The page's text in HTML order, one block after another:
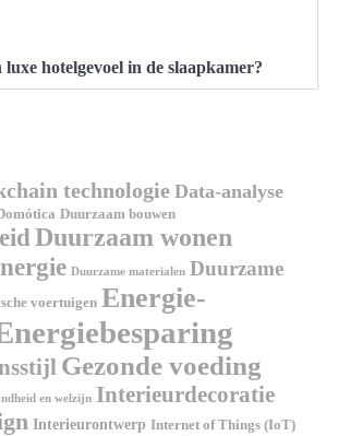
luxe hotelgevoel in de slaapkamer?
technologieData-analyse
Duurzaam bouwen
Duurzaam wonen
Duurzame materialen Duurzame
voertuigen Energie-
Gezonde voeding
en welzijn Interieurdecoratie
Interieurontwerp Internet of Things (IoT)